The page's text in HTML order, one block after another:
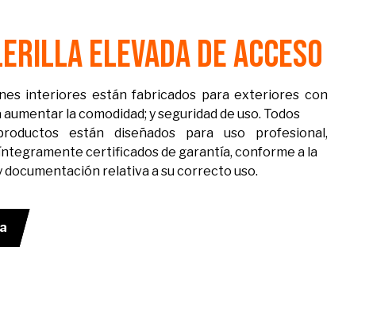
Elevada De Acceso
interiores están fabricados para exteriores con
la comodidad; y seguridad de uso. Todos
están diseñados para uso profesional,
certificados de garantía, conforme a la
documentación relativa a su correcto uso.